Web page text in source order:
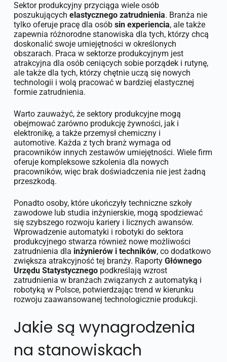
Sektor produkcyjny przyciąga wiele osób
poszukujących elastycznego zatrudnienia. Branża nie
tylko oferuje pracę dla osób sin experiencia, ale także
zapewnia różnorodne stanowiska dla tych, którzy chcą
doskonalić swoje umiejętności w określonych
obszarach. Praca w sektorze produkcyjnym jest
atrakcyjna dla osób ceniących sobie porządek i rutynę,
ale także dla tych, którzy chętnie uczą się nowych
technologii i wolą pracować w bardziej elastycznej
formie zatrudnienia.
Warto zauważyć, że sektory produkcyjne mogą
obejmować zarówno produkcję żywności, jak i
elektronikę, a także przemysł chemiczny i
automotive. Każda z tych branż wymaga od
pracowników innych zestawów umiejętności. Wiele firm
oferuje kompleksowe szkolenia dla nowych
pracowników, więc brak doświadczenia nie jest żadną
przeszkodą.
Ponadto osoby, które ukończyły techniczne szkoły
zawodowe lub studia inżynierskie, mogą spodziewać
się szybszego rozwoju kariery i licznych awansów.
Wprowadzenie automatyki i robotyki do sektora
produkcyjnego stwarza również nowe możliwości
zatrudnienia dla inżynierów i techników, co dodatkowo
zwiększa atrakcyjność tej branży. Raporty Głównego
Urzędu Statystycznegopodkreślają wzrost
zatrudnienia w branżach związanych z automatyką i
robotyką w Polsce, potwierdzając trend w kierunku
rozwoju zaawansowanej technologicznie produkcji.
Jakie są wynagrodzenia
na stanowiskach